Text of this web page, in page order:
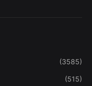
(3585)
(515)